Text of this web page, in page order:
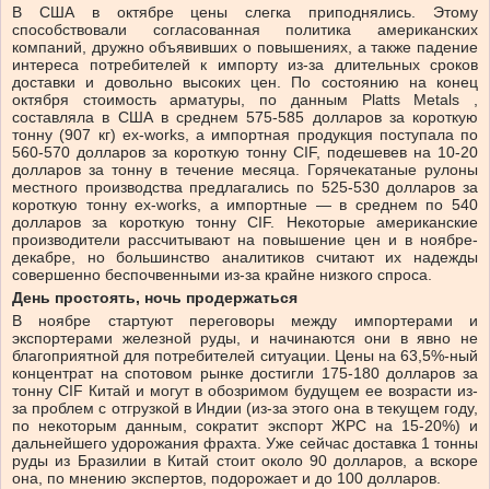
В США в октябре цены слегка приподнялись. Этому
способствовали согласованная политика американских
компаний, дружно объявивших о повышениях, а также падение
интереса потребителей к импорту из-за длительных сроков
доставки и довольно высоких цен. По состоянию на конец
октября стоимость арматуры, по данным Platts Metals ,
составляла в США в среднем 575-585 долларов за короткую
тонну (907 кг) ex-works, а импортная продукция поступала по
560-570 долларов за короткую тонну CIF, подешевев на 10-20
долларов за тонну в течение месяца. Горячекатаные рулоны
местного производства предлагались по 525-530 долларов за
короткую тонну ex-works, а импортные — в среднем по 540
долларов за короткую тонну CIF. Некоторые американские
производители рассчитывают на повышение цен и в ноябре-
декабре, но большинство аналитиков считают их надежды
совершенно беспочвенными из-за крайне низкого спроса.
День простоять, ночь продержаться
В ноябре стартуют переговоры между импортерами и
экспортерами железной руды, и начинаются они в явно не
благоприятной для потребителей ситуации. Цены на 63,5%-ный
концентрат на спотовом рынке достигли 175-180 долларов за
тонну CIF Китай и могут в обозримом будущем ее возрасти из-
за проблем с отгрузкой в Индии (из-за этого она в текущем году,
по некоторым данным, сократит экспорт ЖРС на 15-20%) и
дальнейшего удорожания фрахта. Уже сейчас доставка 1 тонны
руды из Бразилии в Китай стоит около 90 долларов, а вскоре
она, по мнению экспертов, подорожает и до 100 долларов.